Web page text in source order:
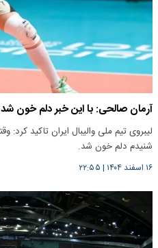
آرمان صالحی: با این خبر دلم خون شد
شنیدم دلم خون شد.
۱۶ اسفند ۱۴۰۴ | ۲۲:۵۵